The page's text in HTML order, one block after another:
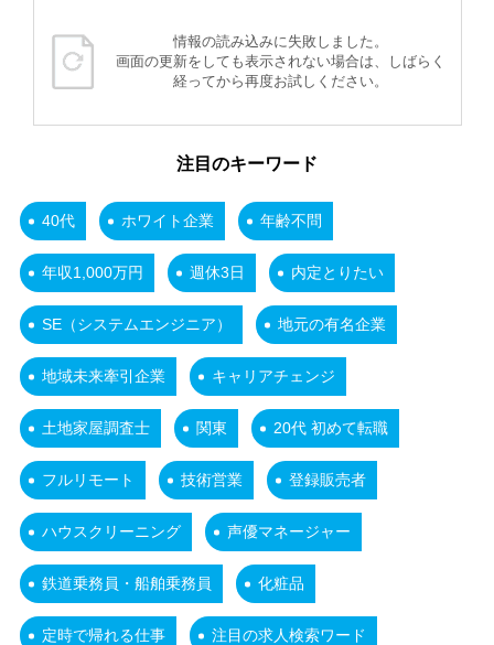
情報の読み込みに失敗しました。
画面の更新をしても表示されない場合は、しばらく
経ってから再度お試しください。
注目のキーワード
40代 ホワイト企業 年齢不問
年収1,000万円 週休3日 内定とりたい
SE（システムエンジニア） 地元の有名企業
地域未来牽引企業 キャリアチェンジ
土地家屋調査士 関東 20代 初めて転職
フルリモート 技術営業 登録販売者
ハウスクリーニング 声優マネージャー
鉄道乗務員・船舶乗務員 化粧品
定時で帰れる仕事 注目の求人検索ワード